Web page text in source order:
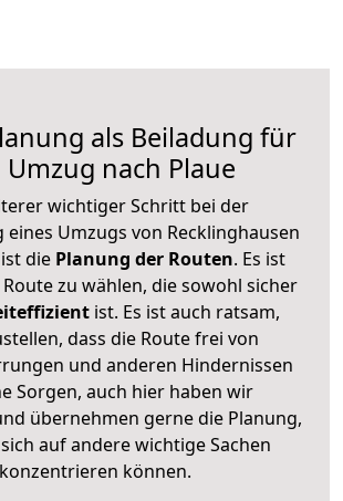
als Beiladung für
Umzug nach Plaue
wichtiger Schritt bei der
Umzugs von Recklinghausen
die Planung der Routen. Es ist
zu wählen, die sowohl sicher
ist. Es ist auch ratsam,
dass die Route frei von
und anderen Hindernissen
Sorgen, auch hier haben wir
übernehmen gerne die Planung,
auf andere wichtige Sachen
konzentrieren können.